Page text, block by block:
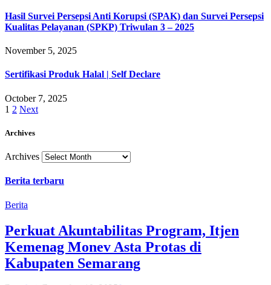
Hasil Survei Persepsi Anti Korupsi (SPAK) dan Survei Persepsi
Kualitas Pelayanan (SPKP) Triwulan 3 – 2025
November 5, 2025
Sertifikasi Produk Halal | Self Declare
October 7, 2025
1 2 Next
Archives
Archives
Berita terbaru
Berita
Perkuat Akuntabilitas Program, Itjen
Kemenag Monev Asta Protas di
Kabupaten Semarang